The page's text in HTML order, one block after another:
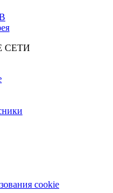
СЕТИ
cookie